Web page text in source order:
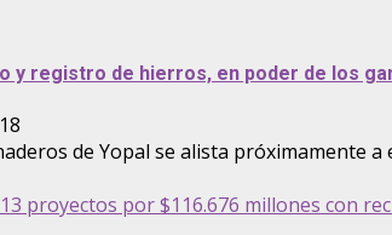
y registro de hierros, en poder de los
de Yopal se alista próximamente a
proyectos por $116.676 millones con